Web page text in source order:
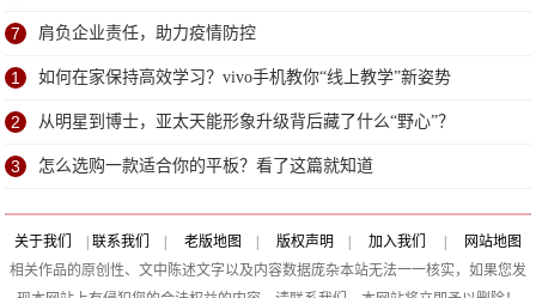
7 肩负企业责任，助力疫情防控
1 如何在家保持高效学习？vivo手机教你“线上教学”新姿势
2 从明星到博士，亚太天能形象升级背后藏了什么“野心”？
3 怎么选购一款适合你的平板？看了这篇就知道
关于我们 联系我们 老版地图 版权声明 加入我们
网站地图
相关作品的原创性、文中陈述文字以及内容数据庞杂本站无法一一核实，如果您发